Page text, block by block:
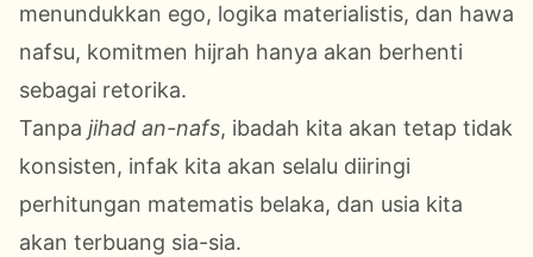
menundukkan ego, logika materialistis, dan hawa
nafsu, komitmen hijrah hanya akan berhenti
sebagai retorika.
Tanpa jihad an-nafs, ibadah kita akan tetap tidak
konsisten, infak kita akan selalu diiringi
perhitungan matematis belaka, dan usia kita
akan terbuang sia-sia.